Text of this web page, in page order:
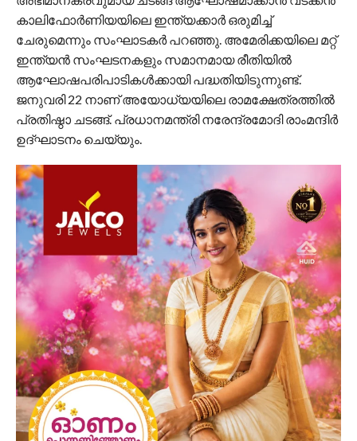
കാലിഫോര്‍ണിയയിലെ ഇന്ത്യക്കാര്‍ ഒരുമിച്ച്
ചേരുമെന്നും സംഘാടകര്‍ പറഞ്ഞു. അമേരിക്കയിലെ മറ്റ്
ഇന്ത്യന്‍ സംഘടനകളും സമാനമായ രീതിയില്‍
ആഘോഷപരിപാടികള്‍ക്കായി പദ്ധതിയിടുന്നുണ്ട്.
ജനുവരി 22 നാണ് അയോധ്യയിലെ രാമക്ഷേത്രത്തില്‍
പ്രതിഷ്ഠാ ചടങ്ങ്. പ്രധാനമന്ത്രി നരേന്ദ്രമോദി രാംമന്ദിര്‍
ഉദ്ഘാടനം ചെയ്യും.